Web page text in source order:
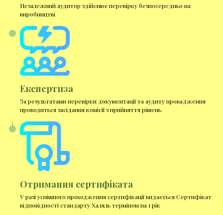
Незалежний аудитор здійснює перевірку безпосередньо на
виробництві
Експертиза
За результатами перевірки документації та аудиту провадження
проводиться засідання комісії з прийняття рішень
Отримання сертифіката
У разі успішного проходження сертифікації видається Сертифікат
відповідності стандарту Халяль терміном на 1 рік